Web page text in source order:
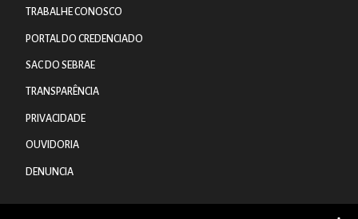
TRABALHE CONOSCO
PORTAL DO CREDENCIADO
SAC DO SEBRAE
TRANSPARÊNCIA
PRIVACIDADE
OUVIDORIA
DENUNCIA